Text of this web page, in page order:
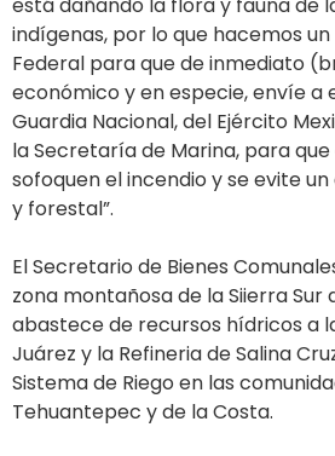
indígenas, por lo que hacemos
Federal para que de inmediato
económico y en especie, envíe a
Guardia Nacional, del Ejército
la Secretaría de Marina, para
sofoquen el incendio y se evite
y forestal”.
El Secretario de Bienes
zona montañosa de la Siierra Sur
abastece de recursos hídricos a
Juárez y la Refineria de Salina
Sistema de Riego en las
Tehuantepec y de la Costa.